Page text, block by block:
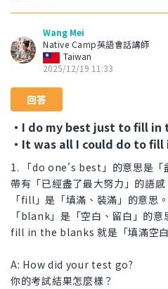
Wang Mei
Native Camp英語會話講師
Taiwan
2025/12/19 11:33
回答
・I do my best just to fill in
・It was all I could do to
1. 「do one's best」的意思是「
帶有「已經盡了最大努力」的語感
「fill」是「填滿、裝滿」的意思。
「blank」是「空白、留白」的意
fill in the blanks 就是「填滿空白
A: How did your test go?
你的考試結果怎麼樣？